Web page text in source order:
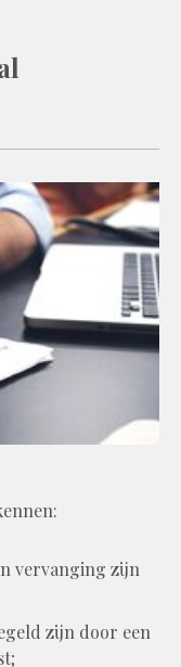
vervanging zijn
zijn door een